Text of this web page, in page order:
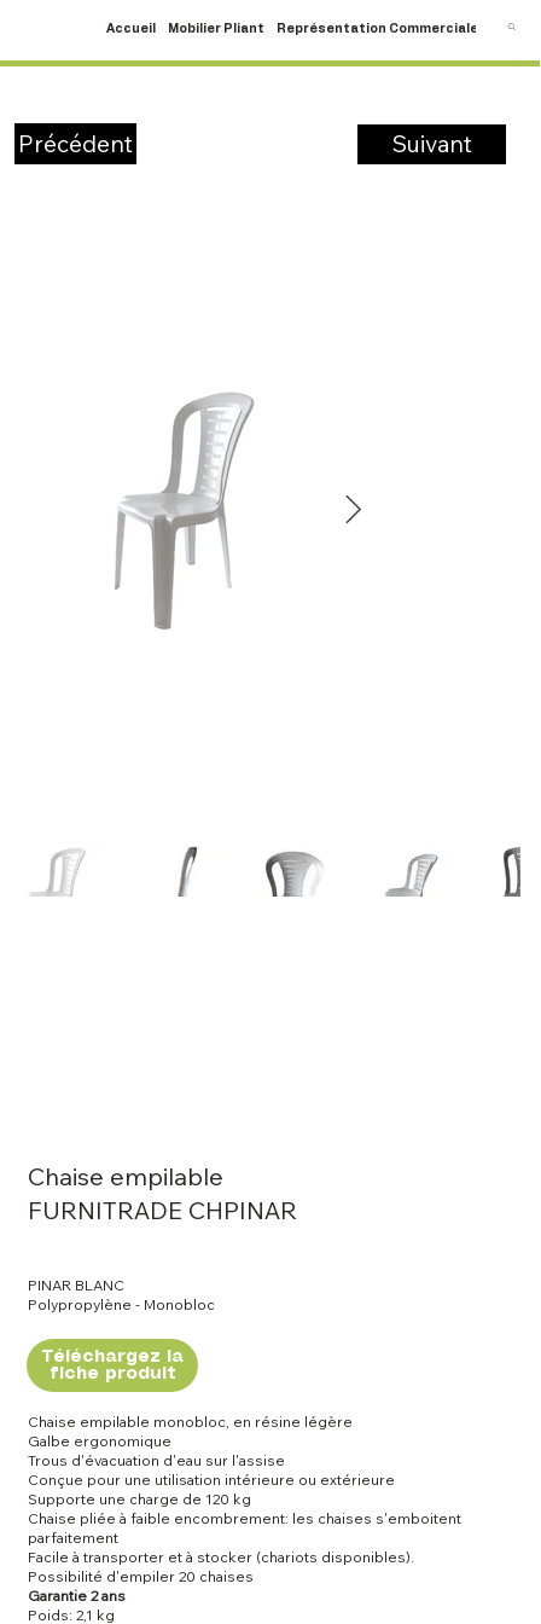
Accueil Mobilier Pliant Représentation Commerciale SAV
Chaise empilable
FURNITRADE CHPINAR
PINAR BLANC
Polypropylène - Monobloc
Téléchargez la
fiche produit
Chaise empilable monobloc, en résine légère
Galbe ergonomique
Trous d'évacuation d'eau sur l'assise
Conçue pour une utilisation intérieure ou extérieure
Supporte une charge de 120 kg
Chaise pliée à faible encombrement: les chaises s'emboitent
parfaitement
Facile à transporter et à stocker (chariots disponibles).
Possibilité d'empiler 20 chaises
Garantie 2 ans
Poids: 2,1 kg
Précédent Suivant